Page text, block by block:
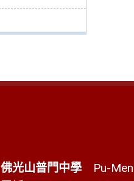
佛光山普門中學Pu-Men